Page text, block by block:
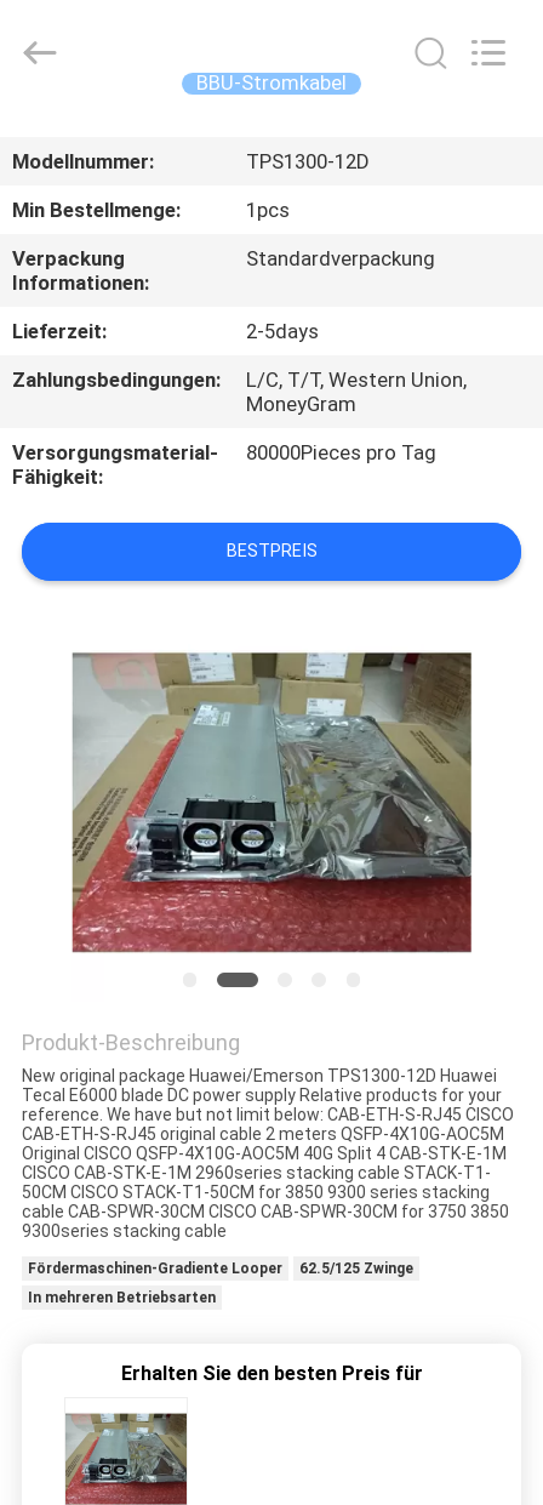
PRODUKTE
ÜBER
UNS
FABRIK-
AUSFLUG
QUALITÄTSKONTROLLE
SITEMAP
PRIVACY
Rights
Reserved.
BBU-Stromkabel
Modellnummer:
TPS1300-12D
Min Bestellmenge:
1pcs
Verpackung
Informationen:
Standardverpackung
Lieferzeit:
2-5days
Zahlungsbedingungen:
L/C, T/T, Western Union,
MoneyGram
Versorgungsmaterial-
Fähigkeit:
80000Pieces pro Tag
BESTPREIS
Produkt-Beschreibung
New original package Huawei/Emerson TPS1300-12D Huawei
Tecal E6000 blade DC power supply Relative products for your
reference. We have but not limit below: CAB-ETH-S-RJ45 CISCO
CAB-ETH-S-RJ45 original cable 2 meters QSFP-4X10G-AOC5M
Original CISCO QSFP-4X10G-AOC5M 40G Split 4 CAB-STK-E-1M
CISCO CAB-STK-E-1M 2960series stacking cable STACK-T1-
50CM CISCO STACK-T1-50CM for 3850 9300 series stacking
cable CAB-SPWR-30CM CISCO CAB-SPWR-30CM for 3750 3850
9300series stacking cable
Fördermaschinen-Gradiente Looper
62.5/125 Zwinge
In mehreren Betriebsarten
Erhalten Sie den besten Preis für